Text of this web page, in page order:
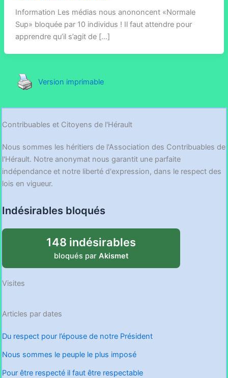
Information Les médias nous anononcent «Normale
Sup» bloquée par 10 individus ! Il faut attendre pour
apprendre qu’il s’agit de […]
Version imprimable
Contribuables et Citoyens de l'Hérault
Nous sommes les héritiers de l'Association des Contribuables de
l'Hérault. Notre anonymat nous garantit une parfaite
indépendance et notre liberté d'expression, dans le respect des
lois en vigueur.
Indésirables bloqués
148 indésirables
bloqués par Akismet
Visites
Articles par dates
Du respect pour l’épouse de notre Président
Nous sommes le peuple le plus imposé
Pour être respecté il faut être respectable